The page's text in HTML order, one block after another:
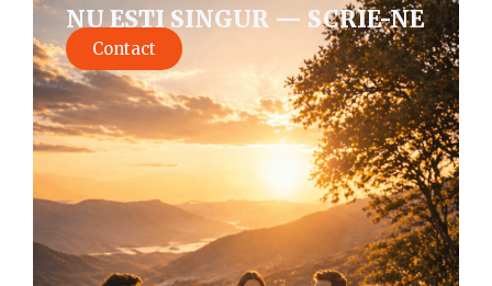
NU EȘTI SINGUR — SCRIE-NE
Contact